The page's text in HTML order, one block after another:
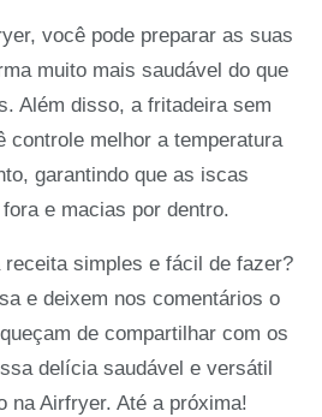
você pode preparar as suas
muito mais saudável do que
Além disso, a fritadeira sem
controle melhor a temperatura
garantindo que as iscas
e macias por dentro.
simples e fácil de fazer?
e deixem nos comentários o
de compartilhar com os
delícia saudável e versátil
na Airfryer. Até a próxima!